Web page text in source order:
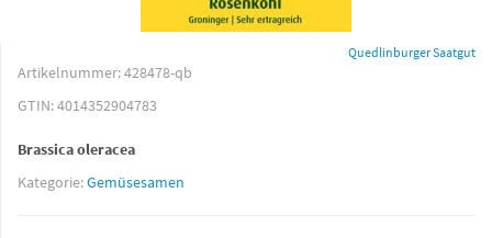
Quedlinburger Saatgut
Artikelnummer:428478-qb
GTIN:4014352904783
Brassica oleracea
Kategorie:Gemüsesamen